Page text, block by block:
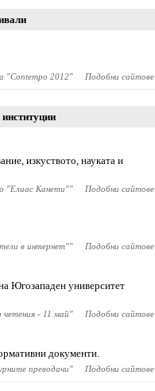
"Contempo 2012" Подобни сайтове
изкуството, науката и
"Елиас Канети"" Подобни сайтове
в интернет"" Подобни сайтове
Югозападен университет
четения - 11 май" Подобни сайтове
документи.
преводачи" Подобни сайтове